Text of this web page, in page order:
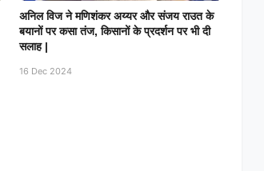
अनिल विज ने मणिशंकर अय्यर और संजय राउत के
बयानों पर कसा तंज, किसानों के प्रदर्शन पर भी दी
सलाह |
16 Dec 2024